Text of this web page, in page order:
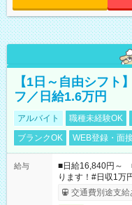
【1日～自由シフト
フ／日給1.6万円
アルバイト 職種未経験OK
ブランクOK
WEB登録・面
給与
■日給16,840円～
ります！#日収1万
交通費別途支給